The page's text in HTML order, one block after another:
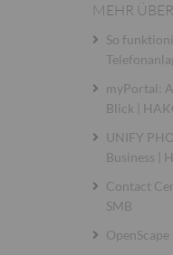
MEHR
So
myPortal:
Blick |
UNIFY
Business |
Contact
SMB